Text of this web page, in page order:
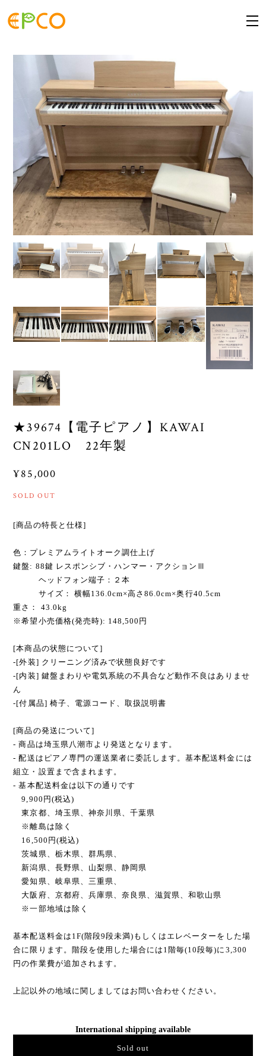
★39674【電子ピアノ】KAWAI
CN201LO 22年製
¥85,000
SOLD OUT
[商品の特長と仕様]
色：プレミアムライトオーク調仕上げ
鍵盤: 88鍵 レスポンシブ・ハンマー・アクションⅢ
ヘッドフォン端子：２本
サイズ： 横幅136.0cm×高さ86.0cm×奥行40.5cm
重さ： 43.0kg
※希望小売価格(発売時): 148,500円
[本商品の状態について]
-[外装] クリーニング済みで状態良好です
-[内装] 鍵盤まわりや電気系統の不具合など動作不良はありませ
ん
-[付属品] 椅子、電源コード、取扱説明書
[商品の発送について]
- 商品は埼玉県八潮市より発送となります。
- 配送はピアノ専門の運送業者に委託します。基本配送料金には
組立・設置まで含まれます。
- 基本配送料金は以下の通りです
9,900円(税込)
東京都、埼玉県、神奈川県、千葉県
※離島は除く
16,500円(税込)
茨城県、栃木県、群馬県、
新潟県、長野県、山梨県、静岡県
愛知県、岐阜県、三重県、
大阪府、京都府、兵庫県、奈良県、滋賀県、和歌山県
※一部地域は除く
基本配送料金は1F(階段9段未満)もしくはエレベーターをした場
合に限ります。階段を使用した場合には1階毎(10段毎)に3,300
円の作業費が追加されます。
上記以外の地域に関しましてはお問い合わせください。
International shipping available
Sold out